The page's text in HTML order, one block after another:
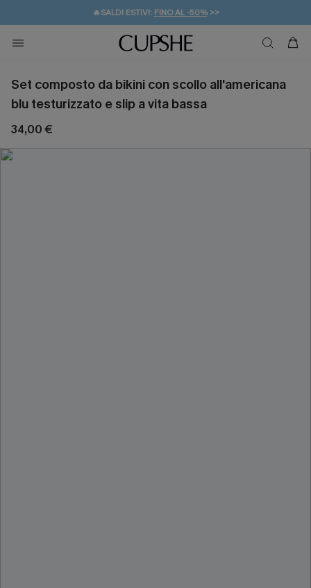
🔥SALDI ESTIVI: FINO AL -50%>>
🚚SPEDIZIONE GRATUITA DA 49€
💌REGALO PER I NUOVI: 20% DI SCONTO*
Set composto da bikini con scollo all'americana
blu testurizzato e slip a vita bassa
34,00 €